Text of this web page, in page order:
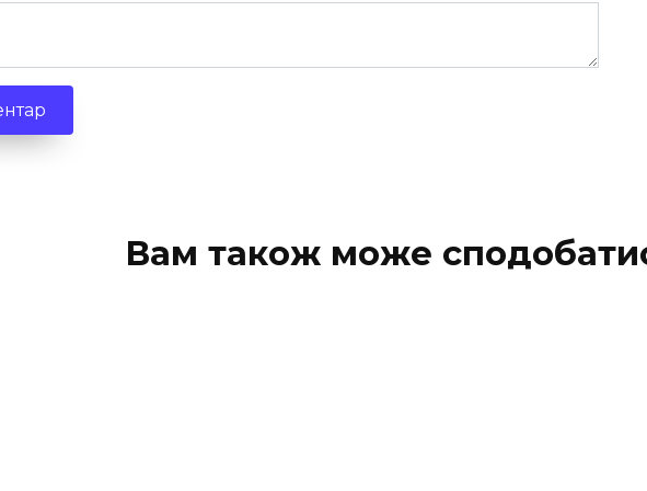
Вам також може